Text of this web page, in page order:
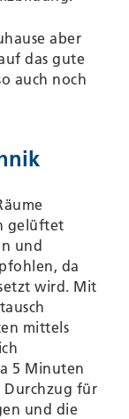
aber
das gute
auch noch
gelüftet
und
da
wird. Mit
mittels
5 Minuten
Durchzug für
und die